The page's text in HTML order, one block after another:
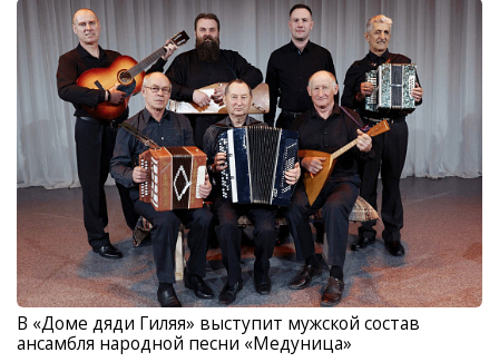
В «Доме дяди Гиляя» выступит мужской состав
ансамбля народной песни «Медуница»